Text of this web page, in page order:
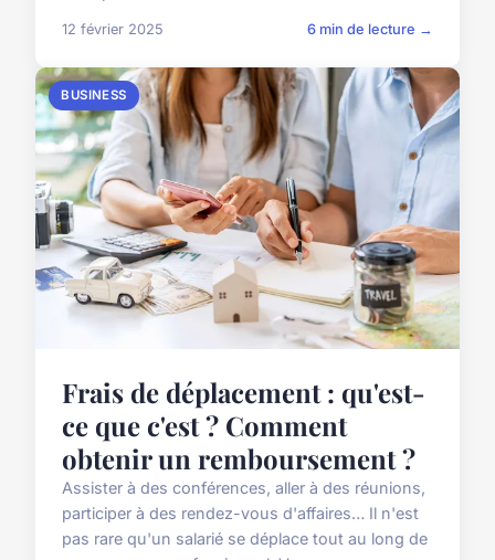
12 février 2025 6 min de lecture →
BUSINESS
Frais de déplacement : qu'est-
ce que c'est ? Comment
obtenir un remboursement ?
Assister à des conférences, aller à des réunions,
participer à des rendez-vous d'affaires… Il n'est
pas rare qu'un salarié se déplace tout au long de